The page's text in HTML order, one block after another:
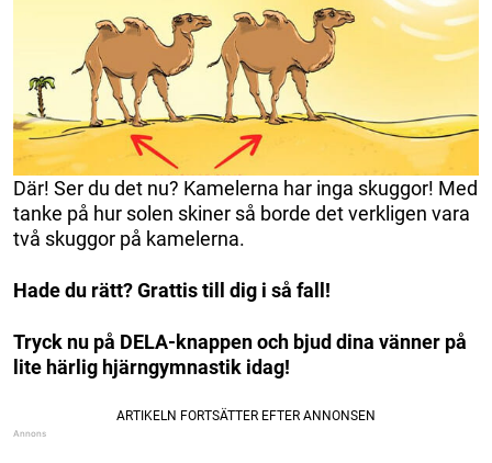
Där! Ser du det nu? Kamelerna har inga skuggor! Med
tanke på hur solen skiner så borde det verkligen vara
två skuggor på kamelerna.
Hade du rätt? Grattis till dig i så fall!
Tryck nu på DELA-knappen och bjud dina vänner på
lite härlig hjärngymnastik idag!